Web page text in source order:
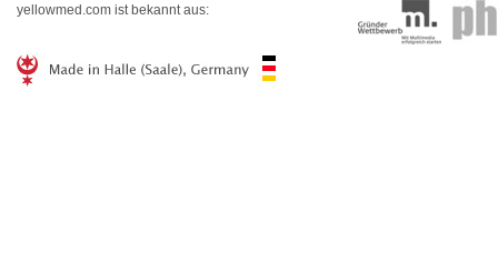
yellowmed.com ist bekannt aus: